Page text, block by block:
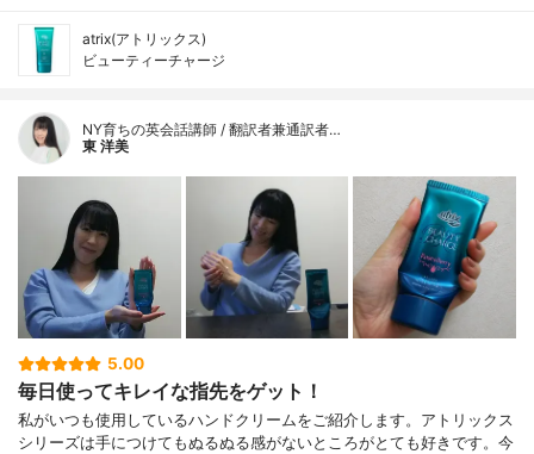
atrix(アトリックス)
ビューティーチャージ
NY育ちの英会話講師 / 翻訳者兼通訳者…
東 洋美
5.00
毎日使ってキレイな指先をゲット！
私がいつも使用しているハンドクリームをご紹介します。アトリックス
シリーズは手につけてもぬるぬる感がないところがとても好きです。今